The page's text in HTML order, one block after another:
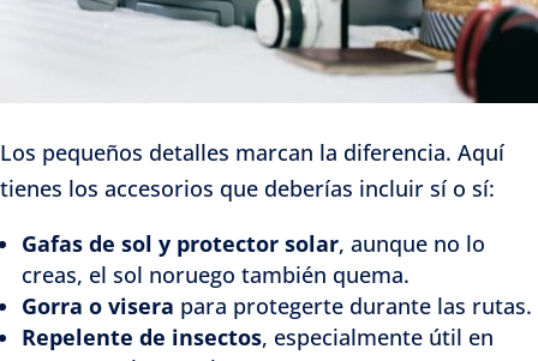
Los pequeños detalles marcan la diferencia. Aquí
tienes los accesorios que deberías incluir sí o sí:
Gafas de sol y protector solar, aunque no lo
creas, el sol noruego también quema.
Gorra o visera para protegerte durante las rutas.
Repelente de insectos, especialmente útil en